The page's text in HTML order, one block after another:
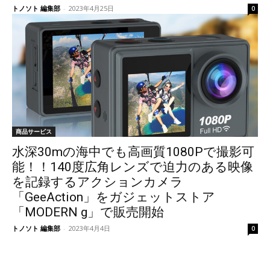
トノソト 編集部 - 2023年4月25日 0
商品サービス
水深30mの海中でも高画質1080Pで撮影可
能！！140度広角レンズで迫力のある映像
を記録するアクションカメラ
「GeeAction」をガジェットストア
「MODERN g」で販売開始
トノソト 編集部 - 2023年4月4日 0